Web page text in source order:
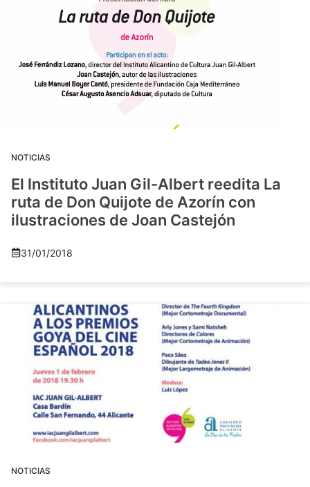
NOTICIAS
El Instituto Juan Gil-Albert reedita La
ruta de Don Quijote de Azorín con
ilustraciones de Joan Castejón
31/01/2018
NOTICIAS